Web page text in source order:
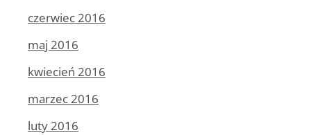
czerwiec 2016
maj 2016
kwiecień 2016
marzec 2016
luty 2016